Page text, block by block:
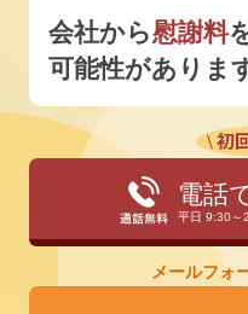
会社から慰謝料
可能性がありま
電話
平日 9:30～
メールフォ